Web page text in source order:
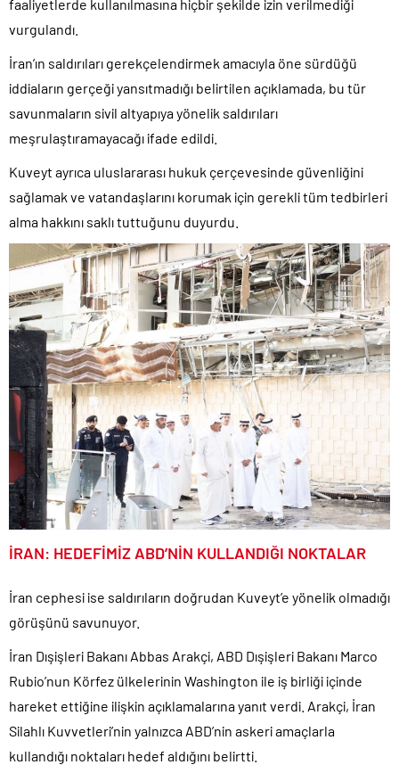
faaliyetlerde kullanılmasına hiçbir şekilde izin verilmediği
vurgulandı.
İran’ın saldırıları gerekçelendirmek amacıyla öne sürdüğü
iddiaların gerçeği yansıtmadığı belirtilen açıklamada, bu tür
savunmaların sivil altyapıya yönelik saldırıları
meşrulaştıramayacağı ifade edildi.
Kuveyt ayrıca uluslararası hukuk çerçevesinde güvenliğini
sağlamak ve vatandaşlarını korumak için gerekli tüm tedbirleri
alma hakkını saklı tuttuğunu duyurdu.
İRAN: HEDEFİMİZ ABD’NİN KULLANDIĞI NOKTALAR
İran cephesi ise saldırıların doğrudan Kuveyt’e yönelik olmadığı
görüşünü savunuyor.
İran Dışişleri Bakanı Abbas Arakçi, ABD Dışişleri Bakanı Marco
Rubio’nun Körfez ülkelerinin Washington ile iş birliği içinde
hareket ettiğine ilişkin açıklamalarına yanıt verdi. Arakçi, İran
Silahlı Kuvvetleri’nin yalnızca ABD’nin askeri amaçlarla
kullandığı noktaları hedef aldığını belirtti.